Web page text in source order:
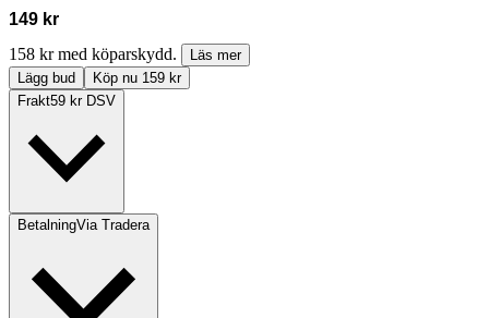
149 kr
158 kr med köparskydd.
Läs mer
Lägg bud
Köp nu 159 kr
Frakt59 kr DSV
BetalningVia Tradera